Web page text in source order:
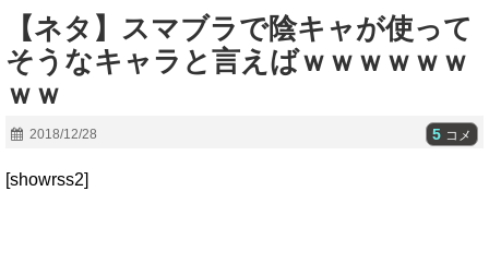
【ネタ】スマブラで陰キャが使って
そうなキャラと言えばｗｗｗｗｗｗ
ｗｗ
2018/12/28 5 コメ
[showrss2]